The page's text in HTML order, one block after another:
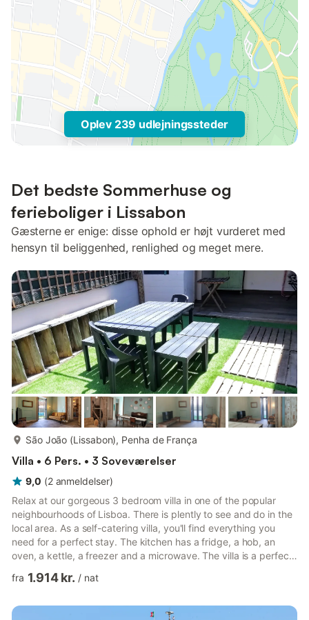
Oplev 239 udlejningssteder
Det bedste Sommerhuse og
ferieboliger i Lissabon
Gæsterne er enige: disse ophold er højt vurderet med
hensyn til beliggenhed, renlighed og meget mere.
São João (Lissabon), Penha de França
Villa • 6 Pers. • 3 Soveværelser
9,0 (2 anmeldelser)
Relax at our gorgeous 3 bedroom villa in one of the popular
neighbourhoods of Lisboa. There is plently to see and do in the
local area. As a self-catering villa, you'll find everything you
need for a perfect stay. The kitchen has a fridge, a hob, an
oven, a kettle, a freezer and a microwave. The villa is a perfect
villa has 3 bedrooms and can comfortably sleep 6. In the first
is a double bed. The third bedroom contains a double bed.
fra 1.914 kr. / nat